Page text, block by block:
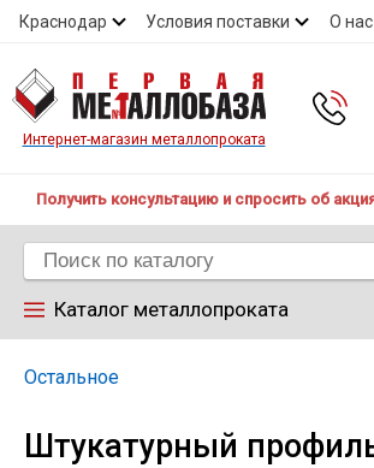
Краснодар Условия поставки О нас
Контакты
Контакты
Интернет-магазин металлопроката
Получить консультацию и спросить об
Каталог металлопроката
Труба
Остальное
Штукатурный